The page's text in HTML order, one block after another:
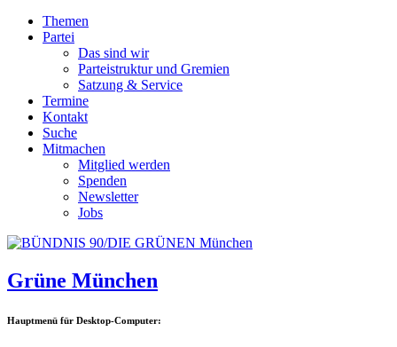
Themen
Partei
Das sind wir
Parteistruktur und Gremien
Satzung & Service
Termine
Kontakt
Suche
Mitmachen
Mitglied werden
Spenden
Newsletter
Jobs
Grüne München
Hauptmenü für Desktop-Computer: